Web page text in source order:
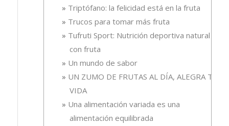
Triptófano: la felicidad está en la fruta
Trucos para tomar más fruta
Tufruti Sport: Nutrición deportiva natural
con fruta
Un mundo de sabor
UN ZUMO DE FRUTAS AL DÍA, ALEGRA TU
VIDA
Una alimentación variada es una
alimentación equilibrada